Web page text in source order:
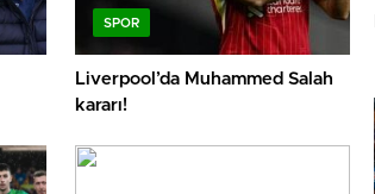
SPOR
Liverpool’da Muhammed Salah
kararı!